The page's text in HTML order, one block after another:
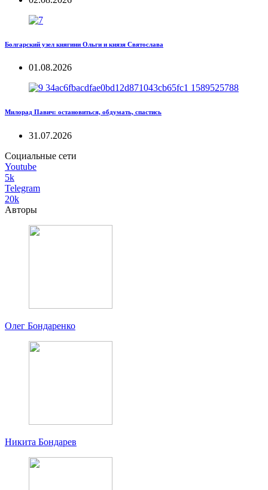
Болгарский узел княгини Ольги и князя Святослава
01.08.2026
Милорад Павич: остановиться, обдумать, спастись
31.07.2026
Социальные сети
Youtube
5k
Telegram
20k
Авторы
Олег Бондаренко
Никита Бондарев